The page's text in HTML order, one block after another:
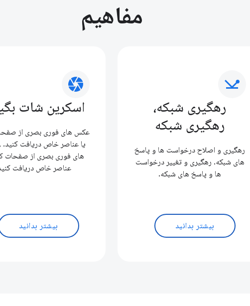
مفاهیم
network_ping
رهگیری شبکه،
رهگیری شبکه
رهگیری و اصلاح درخواست ها و پاسخ
های شبکه. رهگیری و تغییر درخواست
ها و پاسخ های شبکه.
بیشتر بدانید
camera
اسکرین شات
عکس های فوری بصری از
یا عناصر خاص دریافت
های فوری بصری از صفحات
عناصر خاص دریافت
بیشتر بدانید